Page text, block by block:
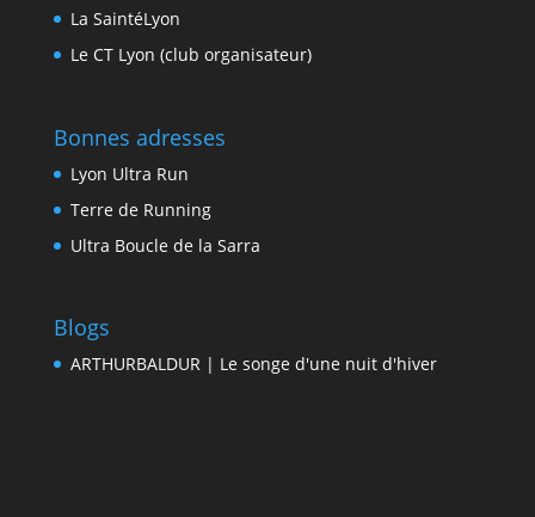
La SaintéLyon
Le CT Lyon (club organisateur)
Bonnes adresses
Lyon Ultra Run
Terre de Running
Ultra Boucle de la Sarra
Blogs
ARTHURBALDUR | Le songe d'une nuit d'hiver